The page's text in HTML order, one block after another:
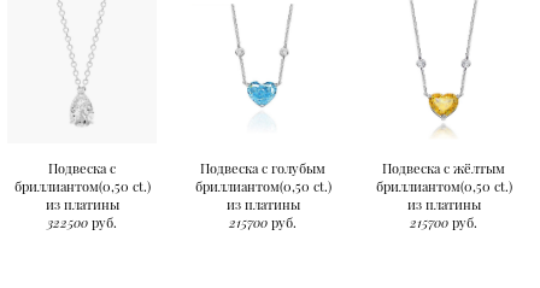
Подвеска с
бриллиантом(0,50 ct.)
из платины
322500 руб.
Подвеска с голубым
бриллиантом(0,50 ct.)
из платины
215700 руб.
Подвеска с жёлтым
бриллиантом(0,50 ct.)
из платины
215700 руб.